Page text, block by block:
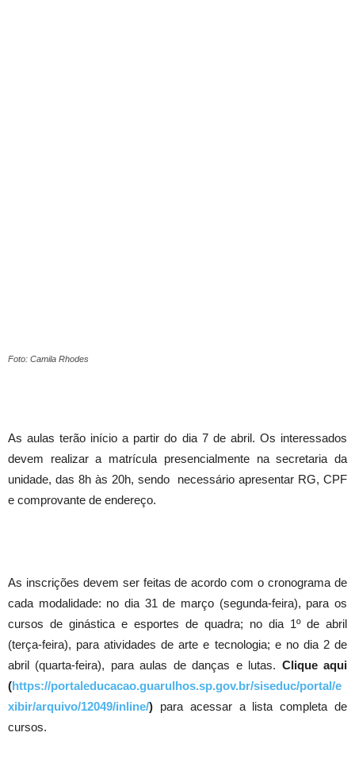
Foto: Camila Rhodes
As aulas terão início a partir do dia 7 de abril. Os interessados
devem realizar a matrícula presencialmente na secretaria da
unidade, das 8h às 20h, sendo necessário apresentar RG, CPF
e comprovante de endereço.
As inscrições devem ser feitas de acordo com o cronograma de
cada modalidade: no dia 31 de março (segunda-feira), para os
cursos de ginástica e esportes de quadra; no dia 1º de abril
(terça-feira), para atividades de arte e tecnologia; e no dia 2 de
abril (quarta-feira), para aulas de danças e lutas. Clique aqui
(https://portaleducacao.guarulhos.sp.gov.br/siseduc/portal/e
xibir/arquivo/12049/inline/) para acessar a lista completa de
cursos.